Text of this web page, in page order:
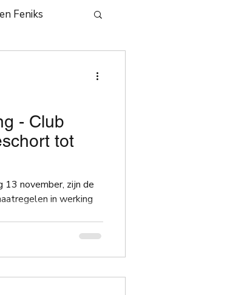
Feniks
- Club
tot
13 november, zijn de
in werking